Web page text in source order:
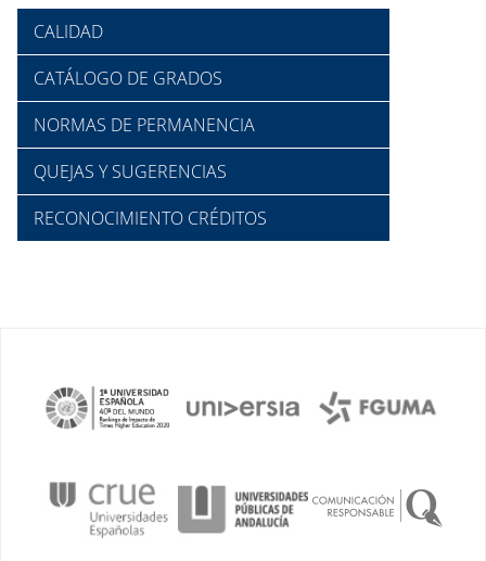
CALIDAD
CATÁLOGO DE GRADOS
NORMAS DE PERMANENCIA
QUEJAS Y SUGERENCIAS
RECONOCIMIENTO CRÉDITOS